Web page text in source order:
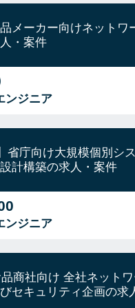
メーカー向けネットワ
・案件
ンジニア
省庁向け大規模個別シ
計構築の求人・案件
ンジニア
品商社向け 全社ネット
セキュリティ企画の求